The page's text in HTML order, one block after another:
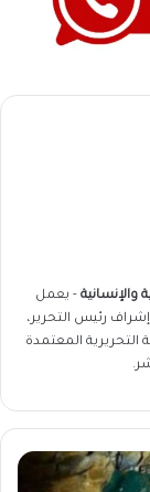
- يعمل
رئيس التحرير،
التحريرية المعتمدة